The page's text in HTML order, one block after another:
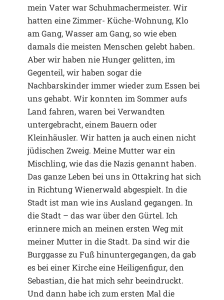
mein Vater war Schuhmachermeister. Wir
hatten eine Zimmer- Küche-Wohnung, Klo
am Gang, Wasser am Gang, so wie eben
damals die meisten Menschen gelebt haben.
Aber wir haben nie Hunger gelitten, im
Gegenteil, wir haben sogar die
Nachbarskinder immer wieder zum Essen bei
uns gehabt. Wir konnten im Sommer aufs
Land fahren, waren bei Verwandten
untergebracht, einem Bauern oder
Kleinhäusler. Wir hatten ja auch einen nicht
jüdischen Zweig. Meine Mutter war ein
Mischling, wie das die Nazis genannt haben.
Das ganze Leben bei uns in Ottakring hat sich
in Richtung Wienerwald abgespielt. In die
Stadt ist man wie ins Ausland gegangen. In
die Stadt – das war über den Gürtel. Ich
erinnere mich an meinen ersten Weg mit
meiner Mutter in die Stadt. Da sind wir die
Burggasse zu Fuß hinuntergegangen, da gab
es bei einer Kirche eine Heiligenfigur, den
Sebastian, die hat mich sehr beeindruckt.
Und dann habe ich zum ersten Mal die